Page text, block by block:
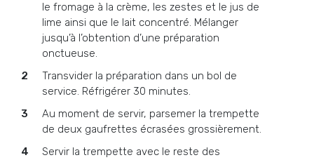
le fromage à la crème, les zestes et le jus de
lime ainsi que le lait concentré. Mélanger
jusqu’à l’obtention d’une préparation
onctueuse.
Transvider la préparation dans un bol de
service. Réfrigérer 30 minutes.
Au moment de servir, parsemer la trempette
de deux gaufrettes écrasées grossièrement.
Servir la trempette avec le reste des